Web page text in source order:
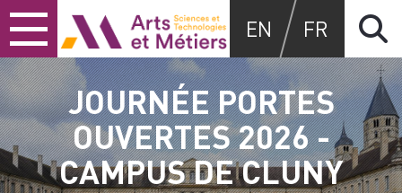
Skip
to
content
Skip
to
main
menu
Skip
to
search
Arts et métiers
EN FR
JOURNÉE PORTES
OUVERTES 2026 -
CAMPUS DE CLUNY